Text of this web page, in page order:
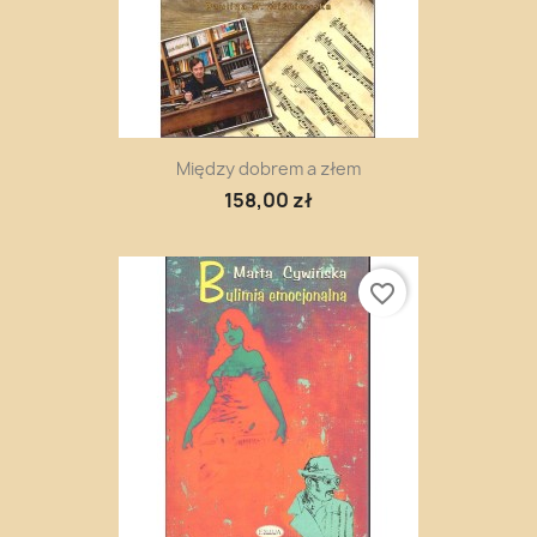
Między dobrem a złem
158,00 zł
favorite_border